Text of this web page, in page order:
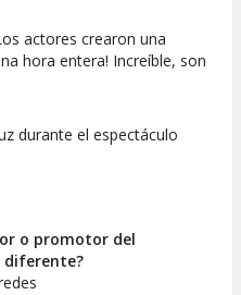
10
actores crearon una
hora entera! Increíble, son
durante el espectáculo
o promotor del
diferente?